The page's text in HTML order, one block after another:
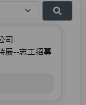
司
展--志工招募